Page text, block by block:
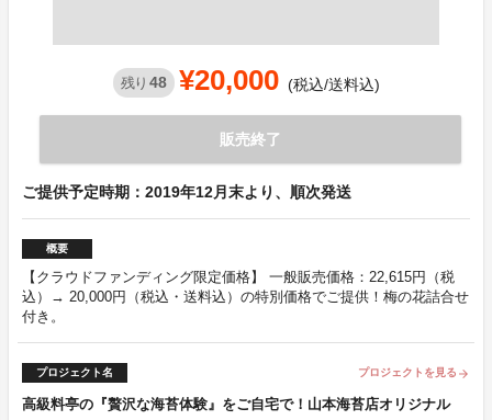
残り 48 ¥20,000 (税込/送料込)
販売終了
ご提供予定時期：2019年12月末より、順次発送
概要
【クラウドファンディング限定価格】 一般販売価格：22,615円（税
込）→ 20,000円（税込・送料込）の特別価格でご提供！梅の花詰合せ
付き。
プロジェクト名 プロジェクトを見る arrow_forward
高級料亭の『贅沢な海苔体験』をご自宅で！山本海苔店オリジナル